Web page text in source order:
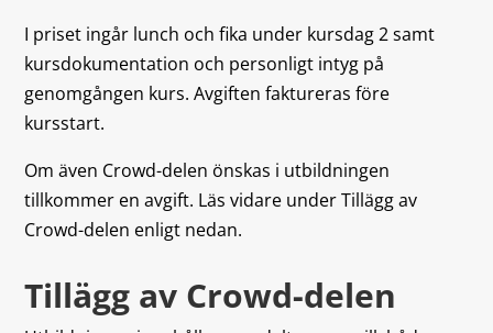
I priset ingår lunch och fika under kursdag 2 samt
kursdokumentation och personligt intyg på
genomgången kurs. Avgiften faktureras före
kursstart.
Om även Crowd-delen önskas i utbildningen
tillkommer en avgift. Läs vidare under Tillägg av
Crowd-delen enligt nedan.
Tillägg av Crowd-delen